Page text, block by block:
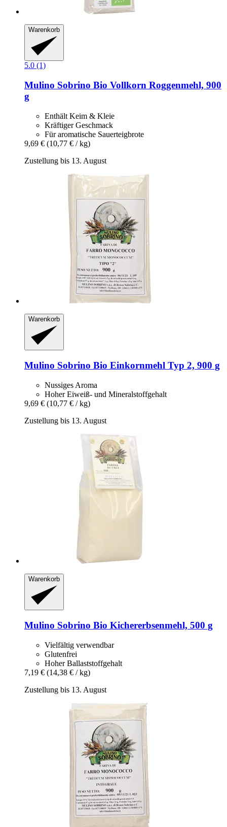
Warenkorb
5.0 (1)
Mulino Sobrino Bio Vollkorn Roggenmehl, 900
g
Enthält Keim & Kleie
Kräftiger Geschmack
Für aromatische Sauerteigbrote
9,69 € (10,77 € / kg)
Zustellung bis 13. August
Warenkorb
Mulino Sobrino Bio Einkornmehl Typ 2, 900 g
Nussiges Aroma
Hoher Eiweiß- und Mineralstoffgehalt
9,69 € (10,77 € / kg)
Zustellung bis 13. August
Warenkorb
Mulino Sobrino Bio Kichererbsenmehl, 500 g
Vielfältig verwendbar
Glutenfrei
Hoher Ballaststoffgehalt
7,19 € (14,38 € / kg)
Zustellung bis 13. August